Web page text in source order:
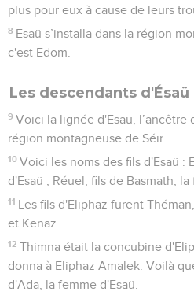
plus pour eux à cause de leurs
8 Esaü s’installa dans la région
c'est Edom.
Les descendants d'Ésaü
9 Voici la lignée d'Esaü, l’ancêtre
région montagneuse de Séir.
10 Voici les noms des fils d'Esaü :
d'Esaü ; Réuel, fils de Basmath, la
11 Les fils d'Eliphaz furent
et Kenaz.
12 Thimna était la concubine
donna à Eliphaz Amalek. Voilà
d'Ada, la femme d'Esaü.